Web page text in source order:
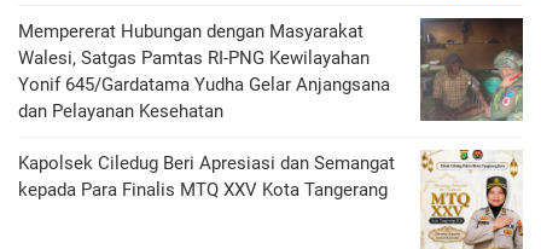
Mempererat Hubungan dengan Masyarakat
Walesi, Satgas Pamtas RI-PNG Kewilayahan
Yonif 645/Gardatama Yudha Gelar Anjangsana
dan Pelayanan Kesehatan
‎Kapolsek Ciledug Beri Apresiasi dan Semangat
kepada Para Finalis MTQ XXV Kota Tangerang